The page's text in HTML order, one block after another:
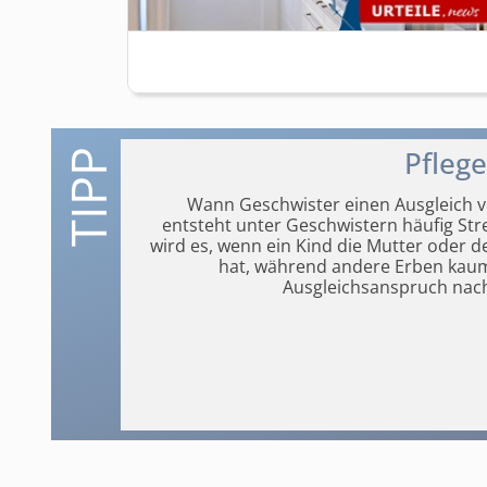
Wann Geschwister einen
entsteht unter Geschwistern häufig
wird es, wenn ein Kind die Mutter oder
hat, während andere Erben
Ausgleichsanspruch